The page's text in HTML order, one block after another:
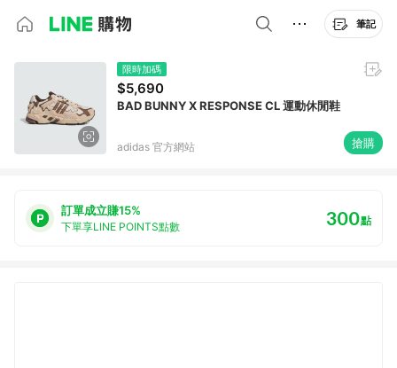
筆記
限時加碼
$5,690
BAD BUNNY X RESPONSE CL 運動休閒鞋
adidas 官方網站 搶購
訂單成立賺15%
下單享LINE POINTS點數 300點